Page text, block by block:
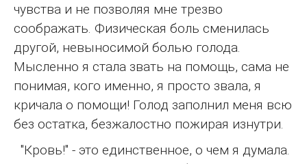
чувства и не позволяя мне трезво
соображать. Физическая боль сменилась
другой, невыносимой болью голода.
Мысленно я стала звать на помощь, сама не
понимая, кого именно, я просто звала, я
кричала о помощи! Голод заполнил меня всю
без остатка, безжалостно пожирая изнутри.
"Кровь!" - это единственное, о чем я думала.